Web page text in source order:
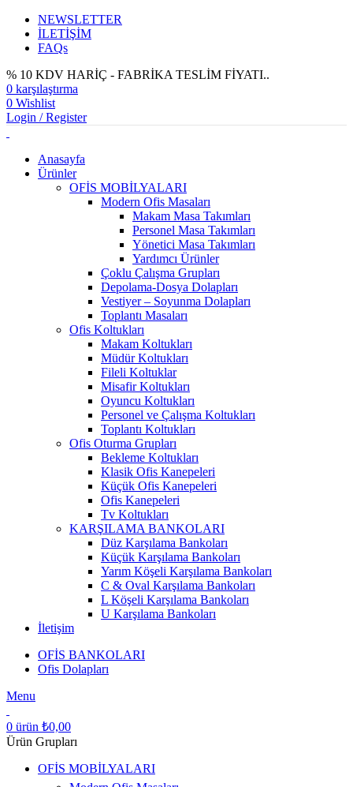
NEWSLETTER
İLETİŞİM
FAQs
% 10 KDV HARİÇ - FABRİKA TESLİM FİYATI..
0 karşılaştırma
0 Wishlist
Login / Register
Anasayfa
Ürünler
OFİS MOBİLYALARI
Modern Ofis Masaları
Makam Masa Takımları
Personel Masa Takımları
Yönetici Masa Takımları
Yardımcı Ürünler
Çoklu Çalışma Grupları
Depolama-Dosya Dolapları
Vestiyer – Soyunma Dolapları
Toplantı Masaları
Ofis Koltukları
Makam Koltukları
Müdür Koltukları
Fileli Koltuklar
Misafir Koltukları
Oyuncu Koltukları
Personel ve Çalışma Koltukları
Toplantı Koltukları
Ofis Oturma Grupları
Bekleme Koltukları
Klasik Ofis Kanepeleri
Küçük Ofis Kanepeleri
Ofis Kanepeleri
Tv Koltukları
KARŞILAMA BANKOLARI
Düz Karşılama Bankoları
Küçük Karşılama Bankoları
Yarım Köşeli Karşılama Bankoları
C & Oval Karşılama Bankoları
L Köşeli Karşılama Bankoları
U Karşılama Bankoları
İletişim
OFİS BANKOLARI
Ofis Dolapları
Menu
0 ürün ₺0,00
Ürün Grupları
OFİS MOBİLYALARI